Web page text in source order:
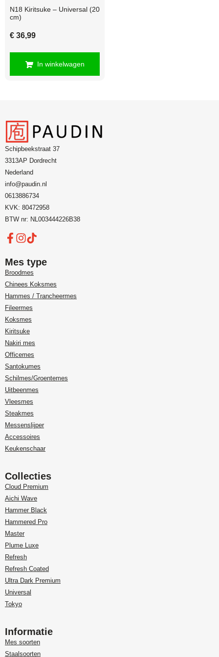
N18 Kiritsuke – Universal (20
cm)
€ 36,99
In winkelwagen
Schipbeekstraat 37
3313AP Dordrecht
Nederland
info@paudin.nl
0613886734
KVK: 80472958
BTW nr: NL003444226B38
Mes type
Broodmes
Chinees Koksmes
Hammes / Trancheermes
Fileermes
Koksmes
Kiritsuke
Nakiri mes
Officemes
Santokumes
Schilmes/Groentemes
Uitbeenmes
Vleesmes
Steakmes
Messenslijper
Accessoires
Keukenschaar
Collecties
Cloud Premium
Aichi Wave
Hammer Black
Hammered Pro
Master
Plume Luxe
Refresh
Refresh Coated
Ultra Dark Premium
Universal
Tokyo
Informatie
Mes soorten
Staalsoorten